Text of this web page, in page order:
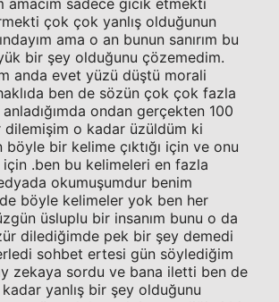
amacım sadece gıcık etmekti
çok çok yanlış olduğunun
ama o an bunun sanırım bu
bir şey olduğunu çözemedim.
anda evet yüzü düştü morali
ben de sözün çok çok fazla
ondan gerçekten 100
dilemişim o kadar üzüldüm ki
böyle bir kelime çıktığı için ve onu
.ben bu kelimeleri en fazla
okumuşumdur benim
böyle kelimeler yok ben her
üsluplu bir insanım bunu o da
dilediğimde pek bir şey demedi
sohbet ertesi gün söylediğim
zekaya sordu ve bana iletti ben de
yanlış bir şey olduğunu